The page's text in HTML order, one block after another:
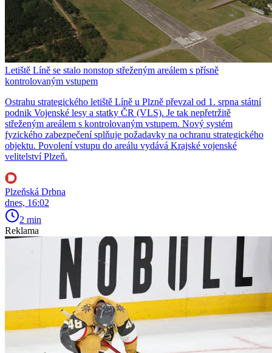
Letiště Líně se stalo nonstop střeženým areálem s přísně
kontrolovaným vstupem
Ostrahu strategického letiště Líně u Plzně převzal od 1. srpna státní
podnik Vojenské lesy a statky ČR (VLS). Je tak nepřetržitě
střeženým areálem s kontrolovaným vstupem. Nový systém
fyzického zabezpečení splňuje požadavky na ochranu strategického
objektu. Povolení vstupu do areálu vydává Krajské vojenské
velitelství Plzeň.
Plzeňská Drbna
dnes, 16:02
2 min
Reklama